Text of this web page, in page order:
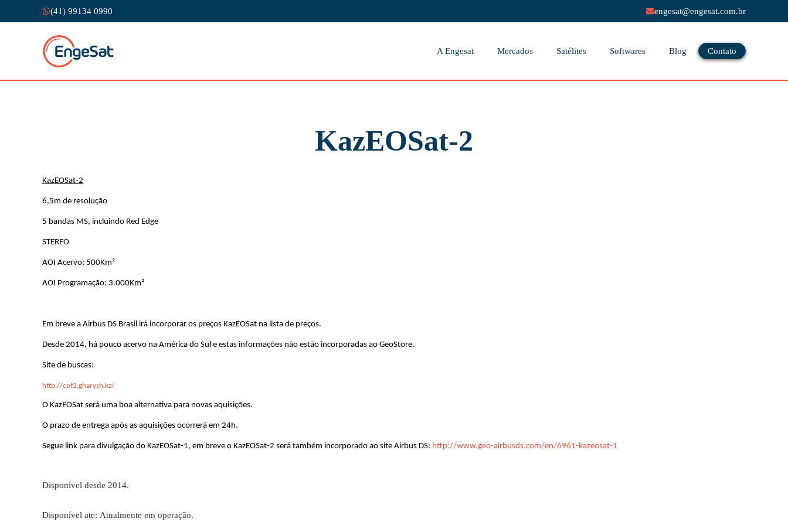
(41) 99134 0990 engesat@engesat.com.br
A Engesat Mercados Satélites Softwares Blog Contato
KazEOSat-2
KazEOSat-2
6,5m de resolução
5 bandas MS, incluindo Red Edge
STEREO
AOI Acervo: 500Km²
AOI Programação: 3.000Km²
Em breve a Airbus DS Brasil irá incorporar os preços KazEOSat na lista de preços.
Desde 2014, há pouco acervo na América do Sul e estas informações não estão incorporadas ao GeoStore.
Site de buscas:
http://cof2.gharysh.kz/
O KazEOSat será uma boa alternativa para novas aquisições.
O prazo de entrega após as aquisições ocorrerá em 24h.
Segue link para divulgação do KazEOSat-1, em breve o KazEOSat-2 será também incorporado ao site Airbus DS: http://www.geo-airbusds.com/en/6961-kazeosat-1
Disponível desde 2014.
Disponível ate: Atualmente em operação.